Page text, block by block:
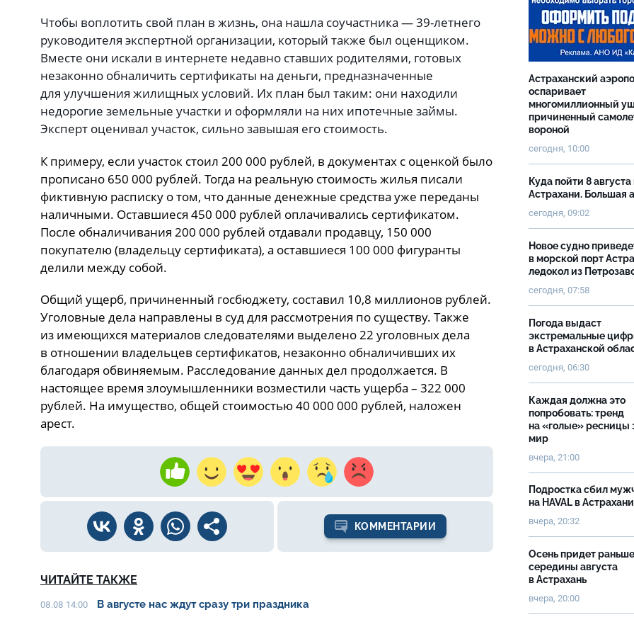
Чтобы воплотить свой план в жизнь, она нашла соучастника — 39-летнего
руководителя экспертной организации, который также был оценщиком.
Вместе они искали в интернете недавно ставших родителями, готовых
незаконно обналичить сертификаты на деньги, предназначенные
для улучшения жилищных условий. Их план был таким: они находили
недорогие земельные участки и оформляли на них ипотечные займы.
Эксперт оценивал участок, сильно завышая его стоимость.
К примеру, если участок стоил 200 000 рублей, в документах с оценкой было
прописано 650 000 рублей. Тогда на реальную стоимость жилья писали
фиктивную расписку о том, что данные денежные средства уже переданы
наличными. Оставшиеся 450 000 рублей оплачивались сертификатом.
После обналичивания 200 000 рублей отдавали продавцу, 150 000
покупателю (владельцу сертификата), а оставшиеся 100 000 фигуранты
делили между собой.
Общий ущерб, причиненный госбюджету, составил 10,8 миллионов рублей.
Уголовные дела направлены в суд для рассмотрения по существу. Также
из имеющихся материалов следователями выделено 22 уголовных дела
в отношении владельцев сертификатов, незаконно обналичивших их
благодаря обвиняемым. Расследование данных дел продолжается. В
настоящее время злоумышленники возместили часть ущерба – 322 000
рублей. На имущество, общей стоимостью 40 000 000 рублей, наложен
арест.
КОММЕНТАРИИ
ЧИТАЙТЕ ТАКЖЕ
08.08 14:00 В августе нас ждут сразу три праздника
Астраханский
оспаривает
многомиллионный
причиненный
вороной
сегодня, 10:00
Куда пойти 8 августа
Астрахани. Большая
сегодня, 09:02
Новое судно
в морской порт
ледокол из
сегодня, 07:58
Погода выдаст
экстремальные
в Астраханской
сегодня, 06:30
Каждая должна это
попробовать: тренд
на «голые» ресницы
мир
вчера, 21:00
Подростка сбил
на HAVAL в Астрахани
вчера, 20:32
Осень придет раньше
середины августа
в Астрахань
вчера, 20:00